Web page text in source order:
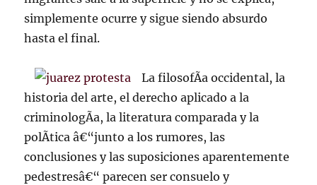
simplemente ocurre y sigue siendo absurdo
hasta el final.
La filosofÃ­a occidental, la
historia del arte, el derecho aplicado a la
criminologÃ­a, la literatura comparada y la
polÃ­tica â€“junto a los rumores, las
conclusiones y las suposiciones aparentemente
pedestresâ€“ parecen ser consuelo y